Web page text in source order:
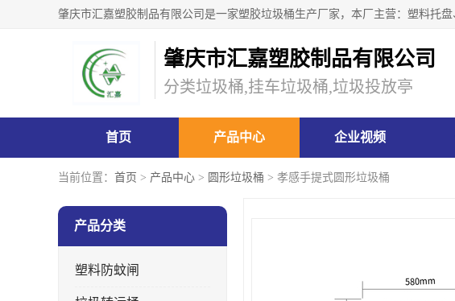
肇庆市汇嘉塑胶制品有限公司
分类垃圾桶,挂车垃圾桶,垃圾投放亭
首页 产品中心 企业视频
当前位置： 首页 > 产品中心 > 圆形垃圾桶 > 孝感手提式圆形垃圾桶
产品分类
塑料防蚊闸